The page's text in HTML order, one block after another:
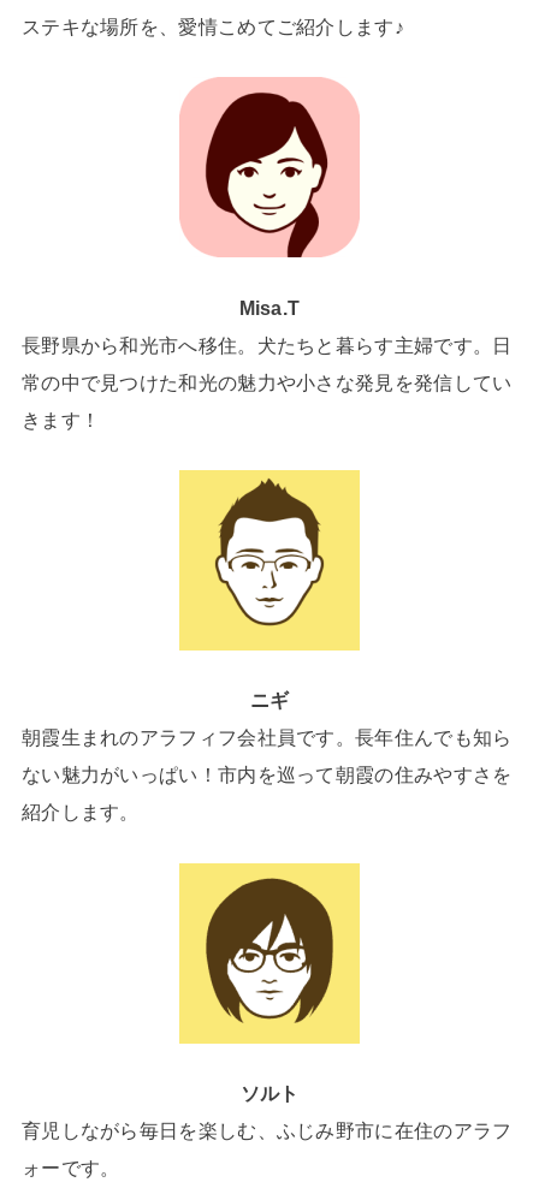
ステキな場所を、愛情こめてご紹介します♪
Misa.T
長野県から和光市へ移住。犬たちと暮らす主婦です。日
常の中で見つけた和光の魅力や小さな発見を発信してい
きます！
ニギ
朝霞生まれのアラフィフ会社員です。長年住んでも知ら
ない魅力がいっぱい！市内を巡って朝霞の住みやすさを
紹介します。
ソルト
育児しながら毎日を楽しむ、ふじみ野市に在住のアラフ
ォーです。